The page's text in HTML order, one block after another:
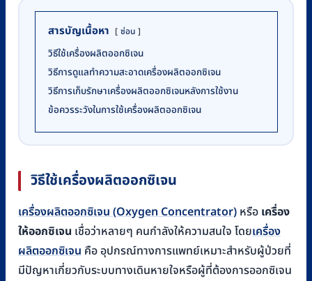
สารบัญเนื้อหา ซ่อน
วิธีใช้เครื่องผลิตออกซิเจน
วิธีการดูแลทำความสะอาดเครื่องผลิตออกซิเจน
วิธีการเก็บรักษาเครื่องผลิตออกซิเจนหลังการใช้งาน
ข้อควรระวังในการใช้เครื่องผลิตออกซิเจน
วิธีใช้เครื่องผลิตออกซิเจน
เครื่องผลิตออกซิเจน (Oxygen Concentrator) หรือ เครื่อง
ให้ออกซิเจน เชื่อว่าหลายๆ คนกำลังให้ความสนใจ โดยเครื่อง
ผลิตออกซิเจน คือ อุปกรณ์ทางการแพทย์เหมาะสำหรับผู้ป่วยที่
มีปัญหาเกี่ยวกับระบบทางเดินหายใจหรือผู้ที่ต้องการออกซิเจน